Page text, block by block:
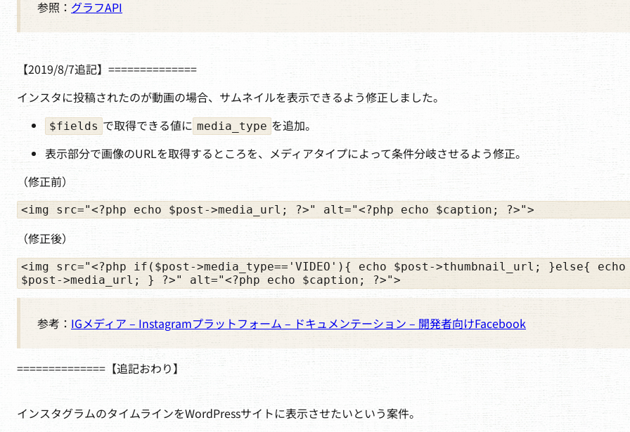
参照： グラフAPI
【2019/8/7追記】==============
インスタに投稿されたのが動画の場合、サムネイルを表示できるよう修正しました。
$fields で取得できる値に media_type を追加。
表示部分で画像のURLを取得するところを、メディアタイプによって条件分岐させるよう修正。
（修正前）
<img src="<?php echo $post->media_url; ?>" alt="<?php echo $caption; ?>">
（修正後）
<img src="<?php if($post->media_type=='VIDEO'){ echo $post->thumbnail_url; }else{ echo
$post->media_url; } ?>" alt="<?php echo $caption; ?>">
参考： IGメディア – Instagramプラットフォーム – ドキュメンテーション – 開発者向けFacebook
==============【追記おわり】
インスタグラムのタイムラインをWordPressサイトに表示させたいという案件。